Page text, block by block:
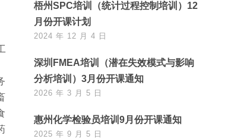
梧州SPC培训（统计过程控制培训）12
月份开课计划
2024 年 12 月 4 日
深圳FMEA培训（潜在失效模式与影响
分析培训）3月份开课通知
2026 年 3 月 5 日
惠州化学检验员培训9月份开课通知
2025 年 9 月 5 日